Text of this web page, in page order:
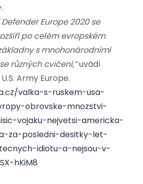
Europe 2020 se
po celém evropském
s mnohonárodními
různých cvičení,”uvádí
Army Europe.
valka-s-ruskem-usa-
obrovske-mnozstvi-
vojaku-nejvetsi-americka-
za-posledni-desitky-let-
idiotu-a-nejsou-v-
hKiM8